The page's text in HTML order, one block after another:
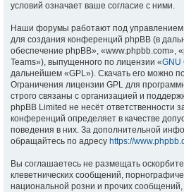
условий означает ваше согласие с ними.
Наши форумы работают под управлением
для создания конференций phpBB (в
обеспечение phpBB», «www.phpbb.com»,
Teams»), выпущенного по лицензии «GNU
дальнейшем «GPL»). Скачать его можно
Ограничения лицензии GPL для
строго связаны с организацией и
phpBB Limited не несёт ответственности
конференций определяет в качестве
поведения в них. За дополнительной
обращайтесь по адресу https://
Вы соглашаетесь не размещать
клеветнических сообщений,
национальной розни и прочих